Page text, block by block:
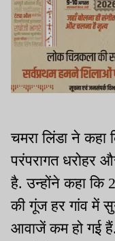
चमरा लिंडा ने कहा
परंपरागत धरोहर
है. उन्होंने कहा कि
की गूंज हर गांव में
आवाजें कम हो गई